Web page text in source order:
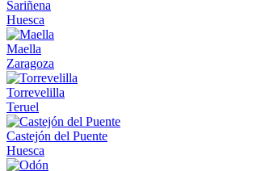
Sariñena
Huesca
Maella
Zaragoza
Torrevelilla
Teruel
Castejón del Puente
Huesca